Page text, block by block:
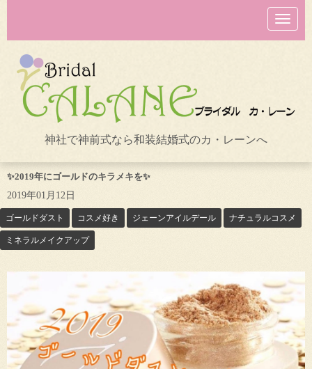
N
a
v
o
n
神社で神前式なら和装結婚式のカ・レーンへ
✨2019年にゴールドのキラメキを✨
2019年01月12日
ゴールドダスト コスメ好き ジェーンアイルデール ナチュラルコスメ
ミネラルメイクアップ